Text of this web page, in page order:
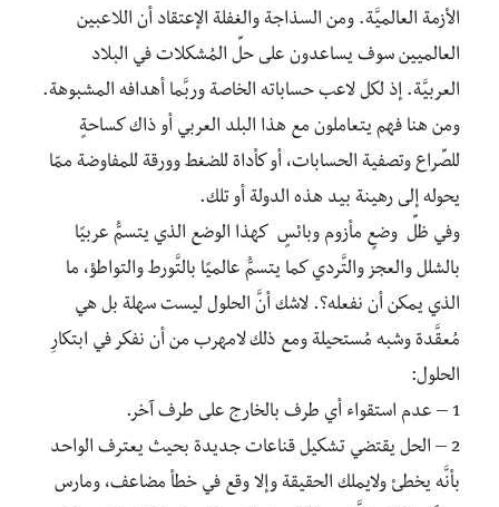
الأزمة العالميَّة. ومن السذاجة والغفلة الإعتقاد أن اللاعبين
العالميين سوف يساعدون على حلِّ المُشكلات في البلاد
العربيَّة. إذ لكل لاعب حساباته الخاصة وربَّما أهدافه المشبوهة.
ومن هنا فهم يتعاملون مع هذا البلد العربي أو ذاك كساحةٍ
للصِّراع وتصفية الحسابات، أو كأداة للضغط وورقة للمفاوضة ممّا
يحوله إلى رهينة بيد هذه الدولة أو تلك.
وفي ظلِّ وضعٍ مأزوم وبائسٍ كهذا الوضع الذي يتسمُّ عربيًا
بالشلل والعجز والتَّردي كما يتسمُّ عالميًا بالتَّورط والتواطؤ، ما
الذي يمكن أن نفعله؟. لاشك أنَّ الحلول ليست سهلة بل هي
مُعقَّدة وشبه مُستحيلة ومع ذلك لامهرب من أن نفكر في ابتكارِ
الحلول:
1 – عدم استقواء أي طرف بالخارج على طرف آخر.
2 – الحل يقتضي تشكيل قناعات جديدة بحيث يعترف الواحد
بأنَّه يخطئ ولايملك الحقيقة وإلا وقع في خطأ مضاعف، ومارس